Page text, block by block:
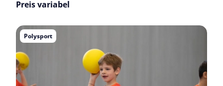
Preis variabel
Polysport